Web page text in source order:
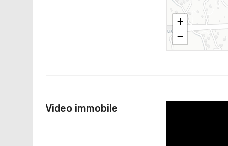
+
−
Video immobile